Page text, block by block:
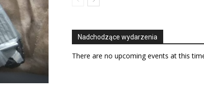
Nadchodzące wydarzenia
There are no upcoming events at this